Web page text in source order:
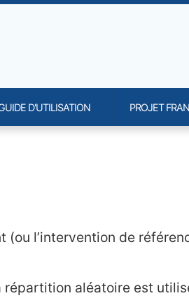
l’intervention de
aléatoire est
D'UTILISATION PROJET